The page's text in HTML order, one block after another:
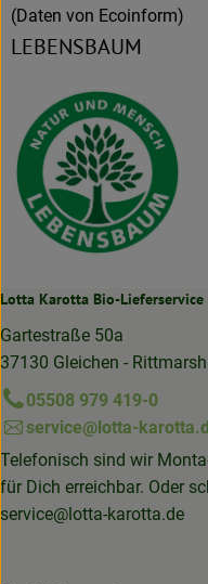
(Daten von Ecoinform)
LEBENSBAUM
Lotta Karotta Bio-Lieferservice
Gartestraße 50a
37130 Gleichen -
05508 979 419-0
service@lotta-
Telefonisch sind wir
für Dich erreichbar. Oder
service@lotta-karotta.de